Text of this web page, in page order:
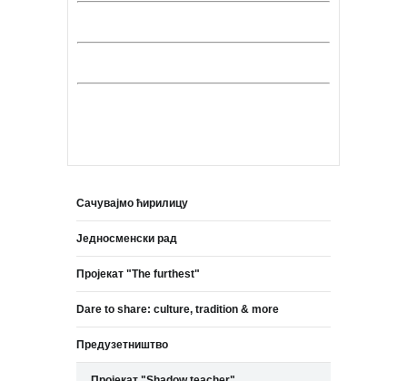
Сачувајмо ћирилицу
Једносменски рад
Пројекат "The furthest"
Dare to share: culture, tradition & more
Предузетништво